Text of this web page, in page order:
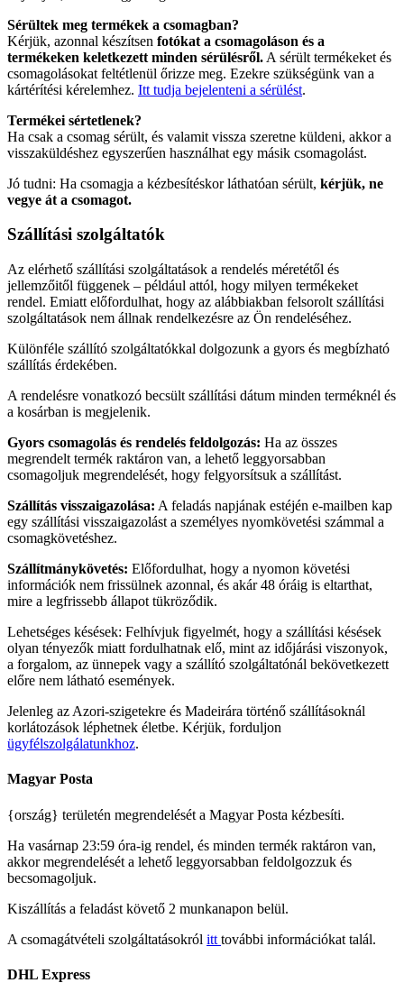
Sérültek meg termékek a csomagban?
Kérjük, azonnal készítsen fotókat a csomagoláson és a
termékeken keletkezett minden sérülésről. A sérült termékeket és
csomagolásokat feltétlenül őrizze meg. Ezekre szükségünk van a
kártérítési kérelemhez. Itt tudja bejelenteni a sérülést.
Termékei sértetlenek?
Ha csak a csomag sérült, és valamit vissza szeretne küldeni, akkor a
visszaküldéshez egyszerűen használhat egy másik csomagolást.
Jó tudni: Ha csomagja a kézbesítéskor láthatóan sérült, kérjük, ne
vegye át a csomagot.
Szállítási szolgáltatók
Az elérhető szállítási szolgáltatások a rendelés méretétől és
jellemzőitől függenek – például attól, hogy milyen termékeket
rendel. Emiatt előfordulhat, hogy az alábbiakban felsorolt ​​szállítási
szolgáltatások nem állnak rendelkezésre az Ön rendeléséhez.
Különféle szállító szolgáltatókkal dolgozunk a gyors és megbízható
szállítás érdekében.
A rendelésre vonatkozó becsült szállítási dátum minden terméknél és
a kosárban is megjelenik.
Gyors csomagolás és rendelés feldolgozás: Ha az összes
megrendelt termék raktáron van, a lehető leggyorsabban
csomagoljuk megrendelését, hogy felgyorsítsuk a szállítást.
Szállítás visszaigazolása: A feladás napjának estéjén e-mailben kap
egy szállítási visszaigazolást a személyes nyomkövetési számmal a
csomagkövetéshez.
Szállítmánykövetés: Előfordulhat, hogy a nyomon követési
információk nem frissülnek azonnal, és akár 48 óráig is eltarthat,
mire a legfrissebb állapot tükröződik.
Lehetséges késések: Felhívjuk figyelmét, hogy a szállítási késések
olyan tényezők miatt fordulhatnak elő, mint az időjárási viszonyok,
a forgalom, az ünnepek vagy a szállító szolgáltatónál bekövetkezett
előre nem látható események.
Jelenleg az Azori-szigetekre és Madeirára történő szállításoknál
korlátozások léphetnek életbe. Kérjük, forduljon
ügyfélszolgálatunkhoz.
Magyar Posta
{ország} területén megrendelését a Magyar Posta kézbesíti.
Ha vasárnap 23:59 óra-ig rendel, és minden termék raktáron van,
akkor megrendelését a lehető leggyorsabban feldolgozzuk és
becsomagoljuk.
Kiszállítás a feladást követő 2 munkanapon belül.
A csomagátvételi szolgáltatásokról itt további információkat talál.
DHL Express